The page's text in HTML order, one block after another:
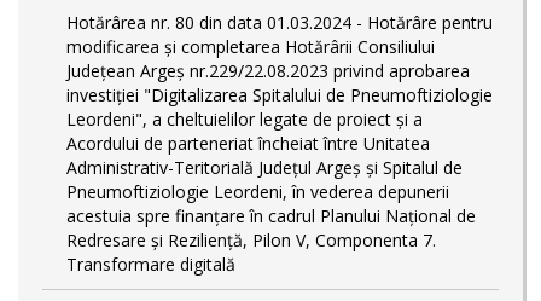
Hotărârea nr. 80 din data 01.03.2024 - Hotărâre pentru
modificarea și completarea Hotărârii Consiliului
Județean Argeș nr.229/22.08.2023 privind aprobarea
investiției "Digitalizarea Spitalului de Pneumoftiziologie
Leordeni", a cheltuielilor legate de proiect și a
Acordului de parteneriat încheiat între Unitatea
Administrativ-Teritorială Județul Argeș și Spitalul de
Pneumoftiziologie Leordeni, în vederea depunerii
acestuia spre finanțare în cadrul Planului Național de
Redresare și Reziliență, Pilon V, Componenta 7.
Transformare digitală